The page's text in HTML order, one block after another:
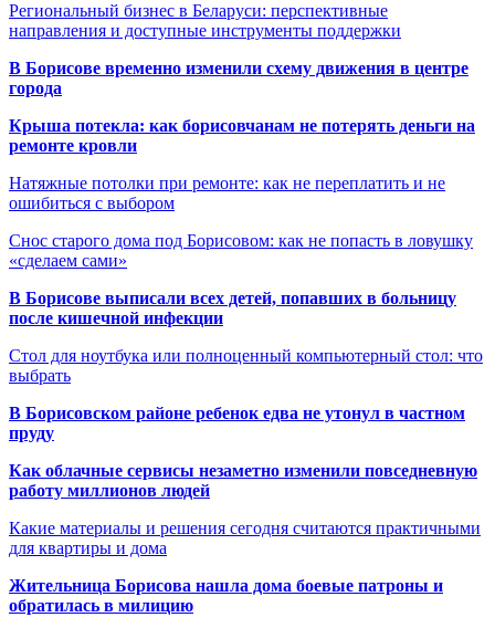
Региональный бизнес в Беларуси: перспективные
направления и доступные инструменты поддержки
В Борисове временно изменили схему движения в центре
города
Крыша потекла: как борисовчанам не потерять деньги на
ремонте кровли
Натяжные потолки при ремонте: как не переплатить и не
ошибиться с выбором
Снос старого дома под Борисовом: как не попасть в ловушку
«сделаем сами»
В Борисове выписали всех детей, попавших в больницу
после кишечной инфекции
Стол для ноутбука или полноценный компьютерный стол: что
выбрать
В Борисовском районе ребенок едва не утонул в частном
пруду
Как облачные сервисы незаметно изменили повседневную
работу миллионов людей
Какие материалы и решения сегодня считаются практичными
для квартиры и дома
Жительница Борисова нашла дома боевые патроны и
обратилась в милицию